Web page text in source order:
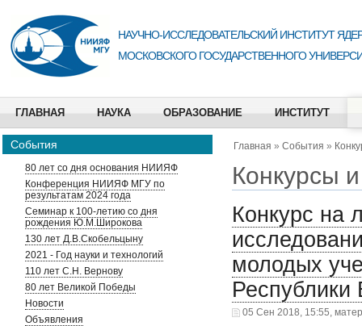
НАУЧНО-ИССЛЕДОВАТЕЛЬСКИЙ ИНСТИТУТ
МОСКОВСКОГО ГОСУДАРСТВЕННОГО
ГЛАВНАЯ НАУКА ОБРАЗОВАНИЕ ИНСТИТУТ
События
80 лет со дня основания НИИЯФ
Конференция НИИЯФ МГУ по
результатам 2024 года
Семинар к 100-летию со дня
рождения Ю.М.Широкова
130 лет Д.В.Скобельцыну
2021 - Год науки и технологий
110 лет С.Н. Вернову
80 лет Великой Победы
Новости
Объявления
Главная » События »
Конкурсы
Конкурс на
молодых
Республики
05 Сен 2018, 15:55,